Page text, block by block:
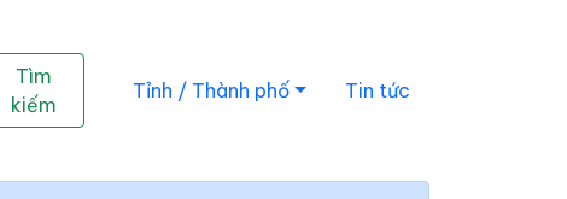
Tìm
kiếm
Tỉnh / Thành phố Tin tức